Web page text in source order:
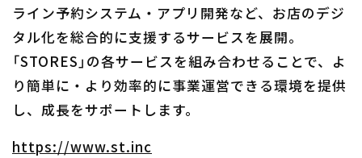
ライン予約システム・アプリ開発など、お店のデジ
タル化を総合的に支援するサービスを展開。
「STORES」の各サービスを組み合わせることで、よ
り簡単に・より効率的に事業運営できる環境を提供
し、成長をサポートします。
https://www.st.inc